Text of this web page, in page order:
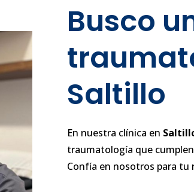
Busco
Saltillo
En nuestra clínica en
traumatología que
Confía en nosotros para tu